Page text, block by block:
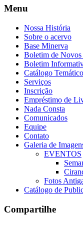
Menu
Nossa História
Sobre o acervo
Base Minerva
Boletim de
Boletim
Catálogo Temático
Serviços
Inscrição
Empréstimo de
Nada Consta
Comunicados
Equipe
Contato
Galeria de
EVENTOS
Fotos
Catálogo de
Compartilhe